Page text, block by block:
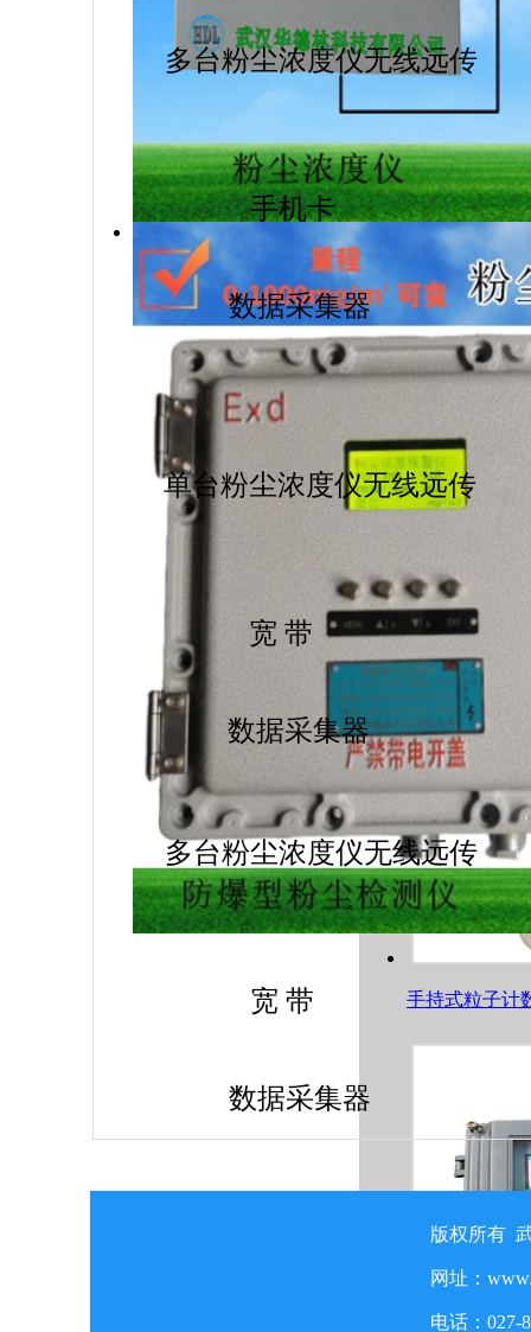
多台粉尘浓度仪无线远传
手机卡
数据采集器
单台粉尘浓度仪无线远传
宽 带
数据采集器
多台粉尘浓度仪无线远传
宽 带
数据采集器
直读式粉尘浓
智能远程粉尘
手持式粒子计
版权所有
网址：
电话：